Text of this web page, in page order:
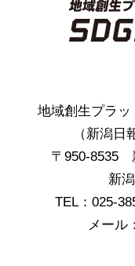
地域創生プラ
（新潟日
〒950-8535
新
TEL：025-
メール